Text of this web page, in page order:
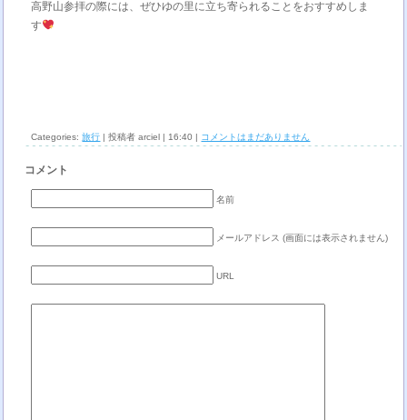
高野山参拝の際には、ぜひゆの里に立ち寄られることをおすすめしま
す
Categories:旅行 | 投稿者 arciel | 16:40 | コメントはまだありません
コメント
名前
メールアドレス (画面には表示されません)
URL